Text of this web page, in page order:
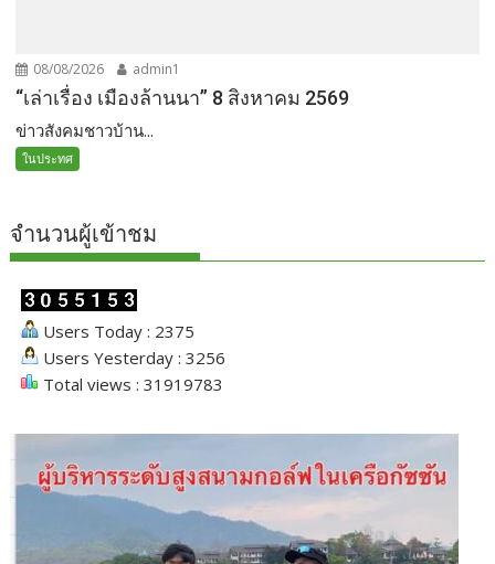
08/08/2026 admin1
“เล่าเรื่อง เมืองล้านนา” 8 สิงหาคม 2569
ข่าวสังคมชาวบ้าน...
ในประทศ
จำนวนผู้เข้าชม
Users Today : 2375
Users Yesterday : 3256
Total views : 31919783